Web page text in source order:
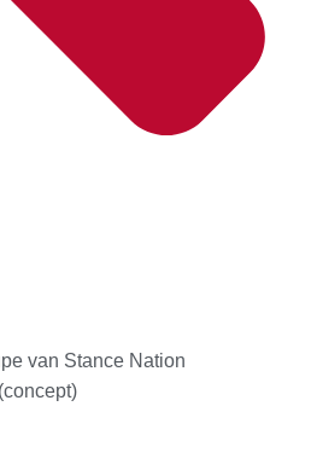
van Stance Nation